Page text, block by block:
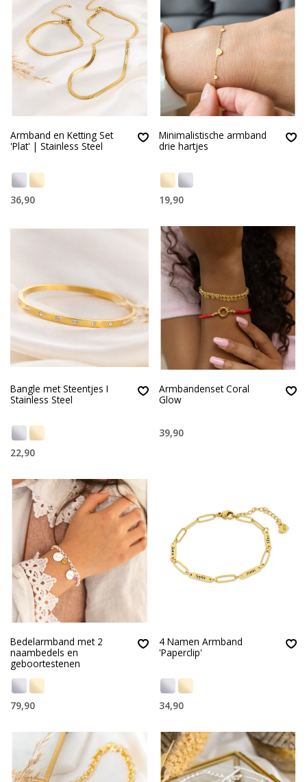
Armband en Ketting Set
'Plat' | Stainless Steel
36,90
Minimalistische armband
drie hartjes
19,90
Bangle met Steentjes I
Stainless Steel
22,90
Armbandenset Coral
Glow
39,90
Bedelarmband met 2
naambedels en
geboortestenen
79,90
4 Namen Armband
'Paperclip'
34,90